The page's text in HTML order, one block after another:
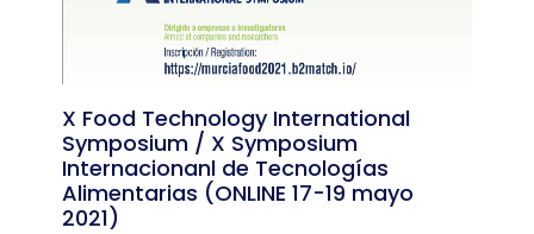
X Food Technology International
Symposium / X Symposium
Internacionanl de Tecnologías
Alimentarias (ONLINE 17-19 mayo
2021)